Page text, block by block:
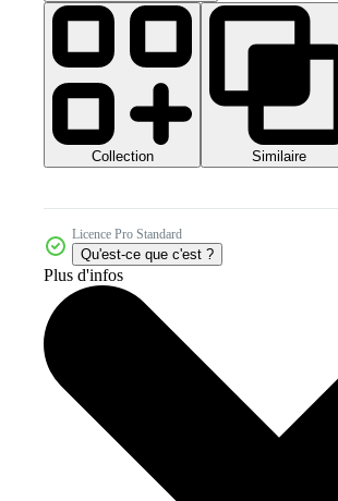
Collection Similaire
Licence Pro Standard
Qu'est-ce que c'est ?
Plus d'infos